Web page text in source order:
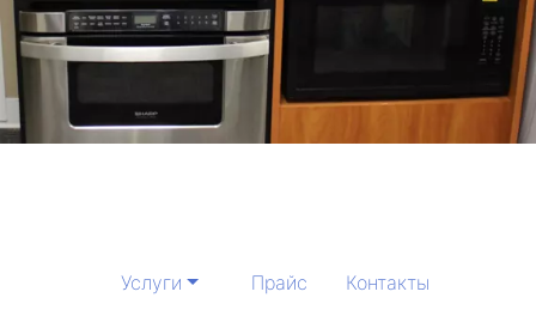
Услуги Прайс
Контакты